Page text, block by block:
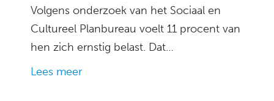
Volgens onderzoek van het Sociaal en
Cultureel Planbureau voelt 11 procent van
hen zich ernstig belast. Dat…
Lees meer